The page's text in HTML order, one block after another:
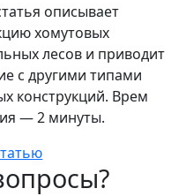
описывает
хомутовых
лесов и приводит
с другими типами
конструкций. Врем
— 2 минуты.